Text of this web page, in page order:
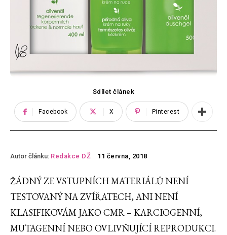
Sdílet článek
Facebook X Pinterest
Autor článku: Redakce DŽ 11 června, 2018
ŽÁDNÝ ZE VSTUPNÍCH MATERIÁLŮ NENÍ
TESTOVANÝ NA ZVÍŘATECH, ANI NENÍ
KLASIFIKOVÁM JAKO CMR – KARCIOGENNÍ,
MUTAGENNÍ NEBO OVLIVŇUJÍCÍ REPRODUKCI.